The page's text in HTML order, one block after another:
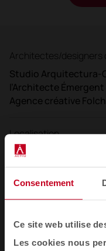
Consentement
Ce site web utilise
Les cookies nous
Architectes/designers
Studio Arquitectura-
l’Architecte
Agence créative Folch
Localisation
Madrid, Espagne
Année
2024